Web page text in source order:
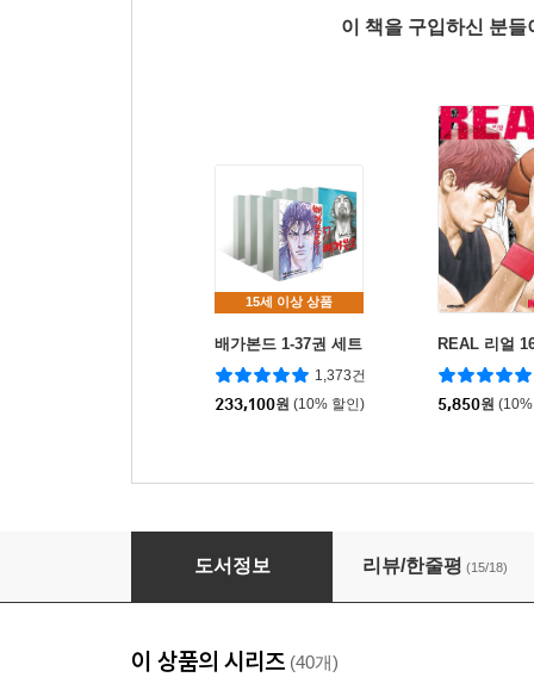
이 책을 구입하신 분
15세 이상 상품
배가본드 1-37권 세트
1,373건
233,100원 (10% 할인)
REAL 리얼
5,850원
배가본드 4
도서정보 리뷰/한줄평 (15/18)
이 상품의 시리즈 (40개)